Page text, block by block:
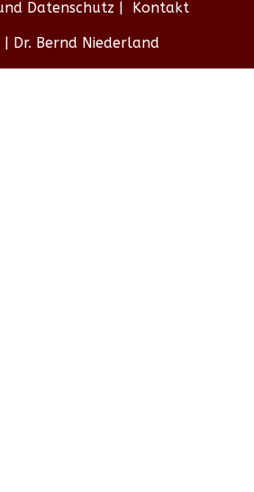
Datenschutz Kontakt
Dr. Bernd Niederland